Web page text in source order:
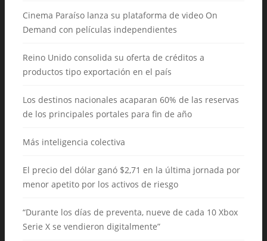
Cinema Paraíso lanza su plataforma de video On
Demand con películas independientes
Reino Unido consolida su oferta de créditos a
productos tipo exportación en el país
Los destinos nacionales acaparan 60% de las reservas
de los principales portales para fin de año
Más inteligencia colectiva
El precio del dólar ganó $2,71 en la última jornada por
menor apetito por los activos de riesgo
“Durante los días de preventa, nueve de cada 10 Xbox
Serie X se vendieron digitalmente”